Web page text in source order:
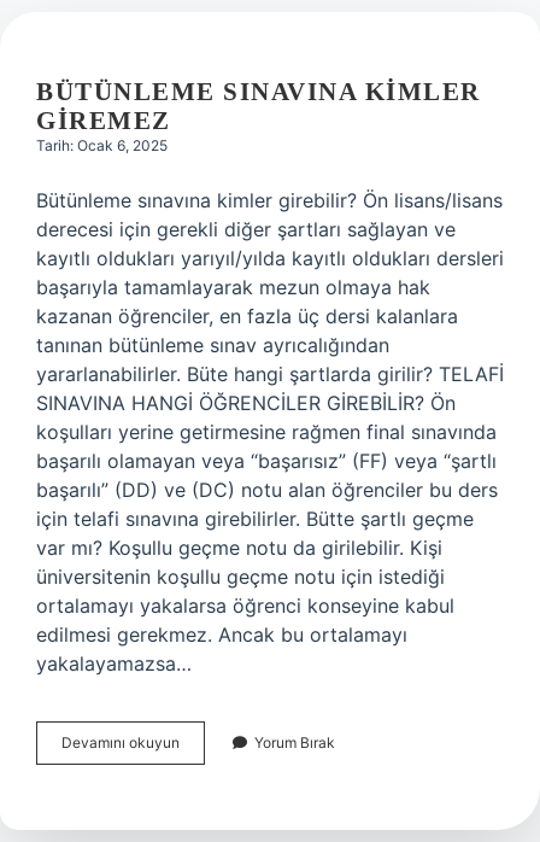
BÜTÜNLEME SINAVINA KIMLER
GIREMEZ
Tarih: Ocak 6, 2025
Bütünleme sınavına kimler girebilir? Ön lisans/lisans
derecesi için gerekli diğer şartları sağlayan ve
kayıtlı oldukları yarıyıl/yılda kayıtlı oldukları dersleri
başarıyla tamamlayarak mezun olmaya hak
kazanan öğrenciler, en fazla üç dersi kalanlara
tanınan bütünleme sınav ayrıcalığından
yararlanabilirler. Büte hangi şartlarda girilir? TELAFİ
SINAVINA HANGİ ÖĞRENCİLER GİREBİLİR? Ön
koşulları yerine getirmesine rağmen final sınavında
başarılı olamayan veya “başarısız” (FF) veya “şartlı
başarılı” (DD) ve (DC) notu alan öğrenciler bu ders
için telafi sınavına girebilirler. Bütte şartlı geçme
var mı? Koşullu geçme notu da girilebilir. Kişi
üniversitenin koşullu geçme notu için istediği
ortalamayı yakalarsa öğrenci konseyine kabul
edilmesi gerekmez. Ancak bu ortalamayı
yakalayamazsa…
Devamını okuyun Bütünleme
Sınavına
Yorum Bırak